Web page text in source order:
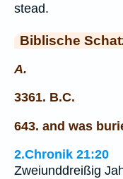
stead.
Biblische
A.
3361. B.C.
643. and was
2.Chronik 21:20
Zweiunddreißig